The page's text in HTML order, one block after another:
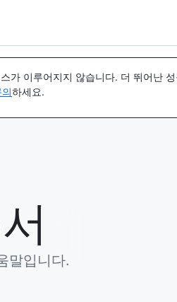
가 이루어지지 않습니다. 더 뛰어난
하세요.
말입니다.